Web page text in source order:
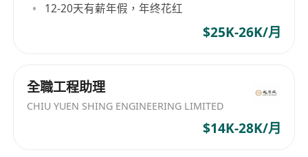
12-20天有薪年假，年终花红
$25K-26K/月
全職工程助理
CHIU YUEN SHING ENGINEERING LIMITED
$14K-28K/月